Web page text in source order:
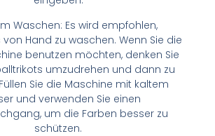
Waschen: Es wird empfohlen,
Hand zu waschen. Wenn Sie die
benutzen möchten, denken Sie
umzudrehen und dann zu
Sie die Maschine mit kaltem
und verwenden Sie einen
um die Farben besser zu
schützen.